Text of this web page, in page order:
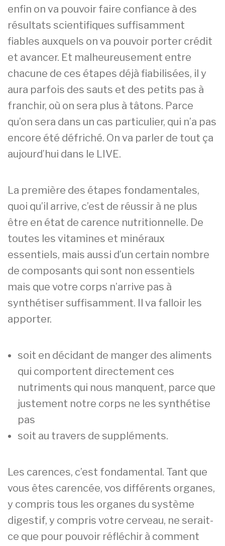
enfin on va pouvoir faire confiance à des
résultats scientifiques suffisamment
fiables auxquels on va pouvoir porter crédit
et avancer. Et malheureusement entre
chacune de ces étapes déjà fiabilisées, il y
aura parfois des sauts et des petits pas à
franchir, où on sera plus à tâtons. Parce
qu’on sera dans un cas particulier, qui n’a pas
encore été défriché. On va parler de tout ça
aujourd’hui dans le LIVE.
La première des étapes fondamentales,
quoi qu’il arrive, c’est de réussir à ne plus
être en état de carence nutritionnelle. De
toutes les vitamines et minéraux
essentiels, mais aussi d’un certain nombre
de composants qui sont non essentiels
mais que votre corps n’arrive pas à
synthétiser suffisamment. Il va falloir les
apporter.
soit en décidant de manger des aliments
qui comportent directement ces
nutriments qui nous manquent, parce que
justement notre corps ne les synthétise
pas
soit au travers de suppléments.
Les carences, c’est fondamental. Tant que
vous êtes carencée, vos différents organes,
y compris tous les organes du système
digestif, y compris votre cerveau, ne serait-
ce que pour pouvoir réfléchir à comment